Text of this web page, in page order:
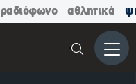
ραδιόφωνο αθλητικά
Μενού